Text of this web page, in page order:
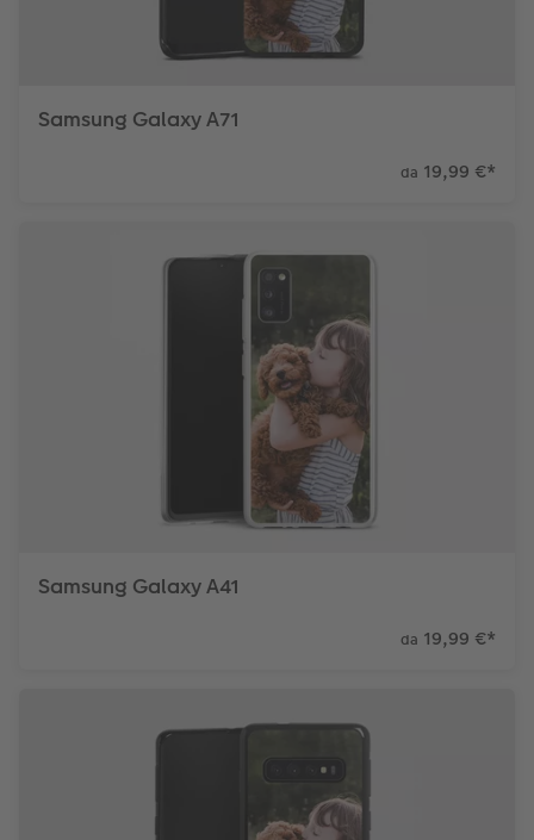
Samsung Galaxy A71
da 19,99 €*
Samsung Galaxy A41
da 19,99 €*